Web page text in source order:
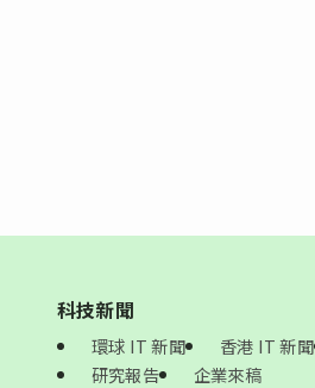
科技新聞
環球 IT 新聞 香港 IT 新聞
研究報告
企業來稿